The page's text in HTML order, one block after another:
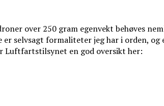
over 250 gram egenvekt behøves
selvsagt formaliteter jeg har i orden,
Luftfartstilsynet en god oversikt her: